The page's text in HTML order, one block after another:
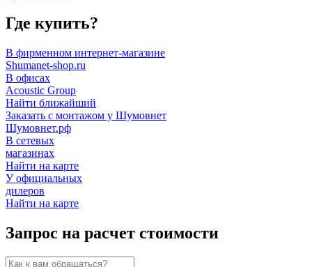
Где купить?
В фирменном интернет-магазине
Shumanet-shop.ru
В офисах
Acoustic Group
Найти ближайший
Заказать с монтажом у Шумовнет
Шумовнет.рф
В сетевых
магазинах
Найти на карте
У официальных
дилеров
Найти на карте
Запрос на расчет стоимости